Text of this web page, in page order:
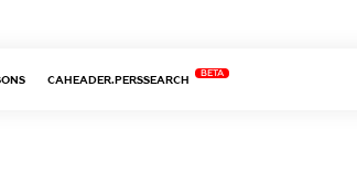
CAHEADER.PERSSEARCH
BETA